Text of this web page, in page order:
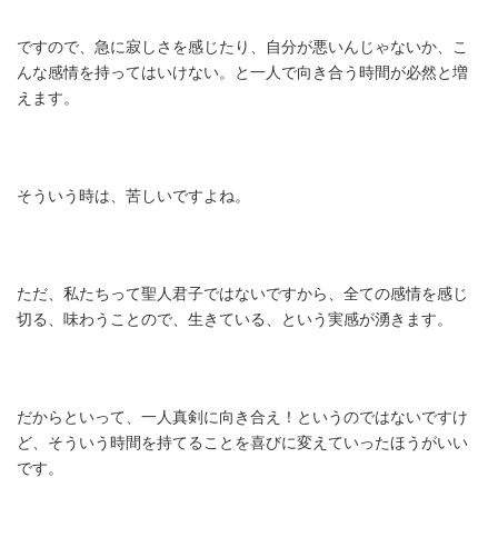
ですので、急に寂しさを感じたり、自分が悪いんじゃないか、こ
んな感情を持ってはいけない。と一人で向き合う時間が必然と増
えます。
そういう時は、苦しいですよね。
ただ、私たちって聖人君子ではないですから、全ての感情を感じ
切る、味わうことので、生きている、という実感が湧きます。
だからといって、一人真剣に向き合え！というのではないですけ
ど、そういう時間を持てることを喜びに変えていったほうがいい
です。